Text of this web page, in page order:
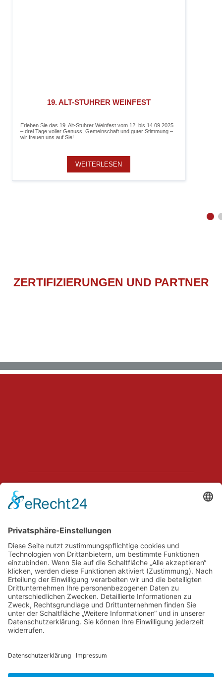
19. ALT-STUHRER WEINFEST
Erleben Sie das 19. Alt-Stuhrer Weinfest vom 12. bis 14.09.2025
– drei Tage voller Genuss, Gemeinschaft und guter Stimmung –
wir freuen uns auf Sie!
WEITERLESEN
ZERTIFIZIERUNGEN UND PARTNER
Schwachhauser Heerstr. 18
28209 Bremen
Kontakt
Impressum
AGB
Datenschutz
Cookie-Erklärung
Immobilie verkaufen in Delmenhorst